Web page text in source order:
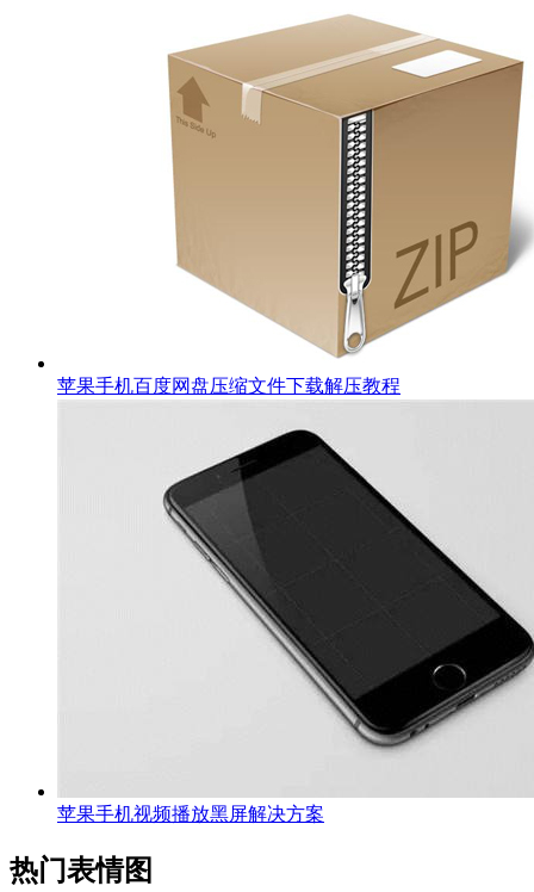
苹果手机百度网盘压缩文件下载解压教程
苹果手机视频播放黑屏解决方案
热门表情图